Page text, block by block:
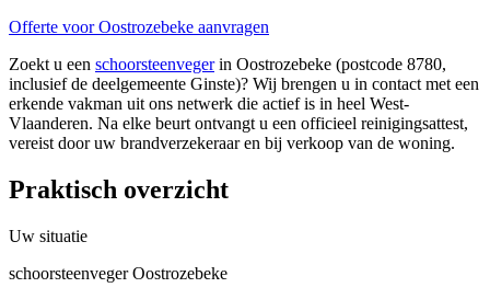
Offerte voor Oostrozebeke aanvragen
Zoekt u een schoorsteenvegerin Oostrozebeke (postcode 8780,
inclusief de deelgemeente Ginste)? Wij brengen u in contact met een
erkende vakman uit ons netwerk die actief is in heel West-
Vlaanderen. Na elke beurt ontvangt u een officieel reinigingsattest,
vereist door uw brandverzekeraar en bij verkoop van de woning.
Praktisch overzicht
Uw situatie
schoorsteenveger Oostrozebeke